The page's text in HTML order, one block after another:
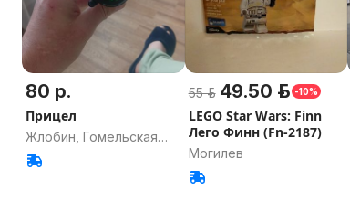
80 р.
Прицел
Жлобин, Гомельская
область
55 р. 49.50 р. -10%
LEGO Star Wars: Finn
Лего Финн (Fn-2187)
Могилев